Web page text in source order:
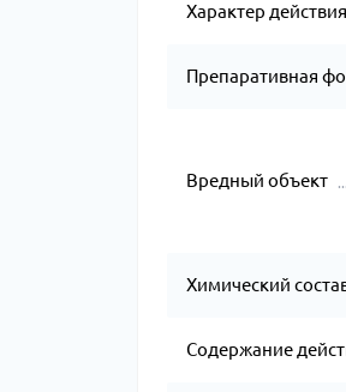
Характер
Препаративная
Вредный объект
Химический
Содержание